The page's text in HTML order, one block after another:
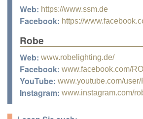
Web: https://www.ssm.de
Facebook: https://
Robe
Web: www.robelighting.de/
Facebook: www.facebook.com/
YouTube: www.youtube.com/
Instagram: www.instagram.com/